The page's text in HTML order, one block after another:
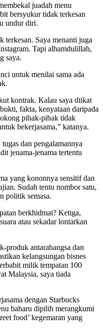
juadah menu
bersyukur tidak terkesan
undur diri.
terkesan. Saya menanti juga
Tapi alhamdulillah,
saya.
untuk menilai sama ada
kontrak. Kalau saya diikat
fakta, kenyataan daripada
pihak-pihak tidak
bekerjasama,” katanya.
dan pengalamannya
jenama-jenama tertentu
yang kononnya sensitif dan
Sudah tentu nombor satu,
politik semasa.
berkhidmat? Ketiga,
atau sekadar lontarkan
produk antarabangsa dan
kelangsungan bisnes
milik tempatan 100
Malaysia, saya tiada
dengan Starbucks
baharu dipilih merangkumi
food’ kegemaran yang